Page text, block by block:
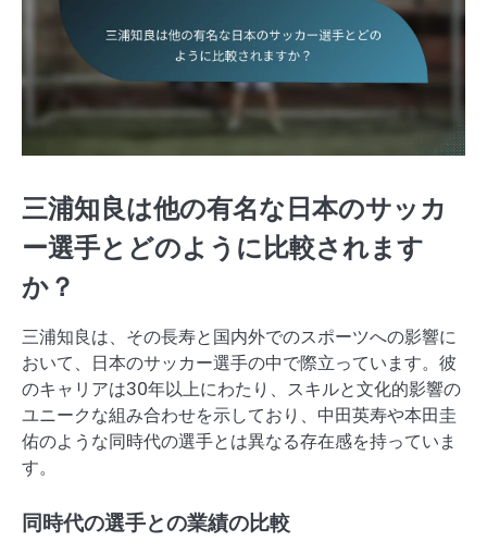
三浦知良は他の有名な日本のサッカ
ー選手とどのように比較されます
か？
三浦知良は、その長寿と国内外でのスポーツへの影響に
おいて、日本のサッカー選手の中で際立っています。彼
のキャリアは30年以上にわたり、スキルと文化的影響の
ユニークな組み合わせを示しており、中田英寿や本田圭
佑のような同時代の選手とは異なる存在感を持っていま
す。
同時代の選手との業績の比較